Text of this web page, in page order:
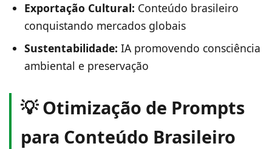
Exportação Cultural: Conteúdo brasileiro
conquistando mercados globais
Sustentabilidade: IA promovendo consciência
ambiental e preservação
💡 Otimização de Prompts
para Conteúdo Brasileiro